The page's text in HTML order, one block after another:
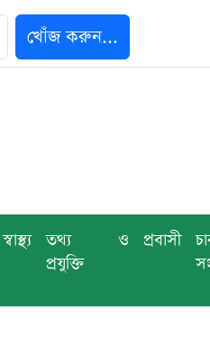
খোঁজ করুন...
স্বাস্থ্য
তথ্য ও
প্রযুক্তি
প্রবাসী